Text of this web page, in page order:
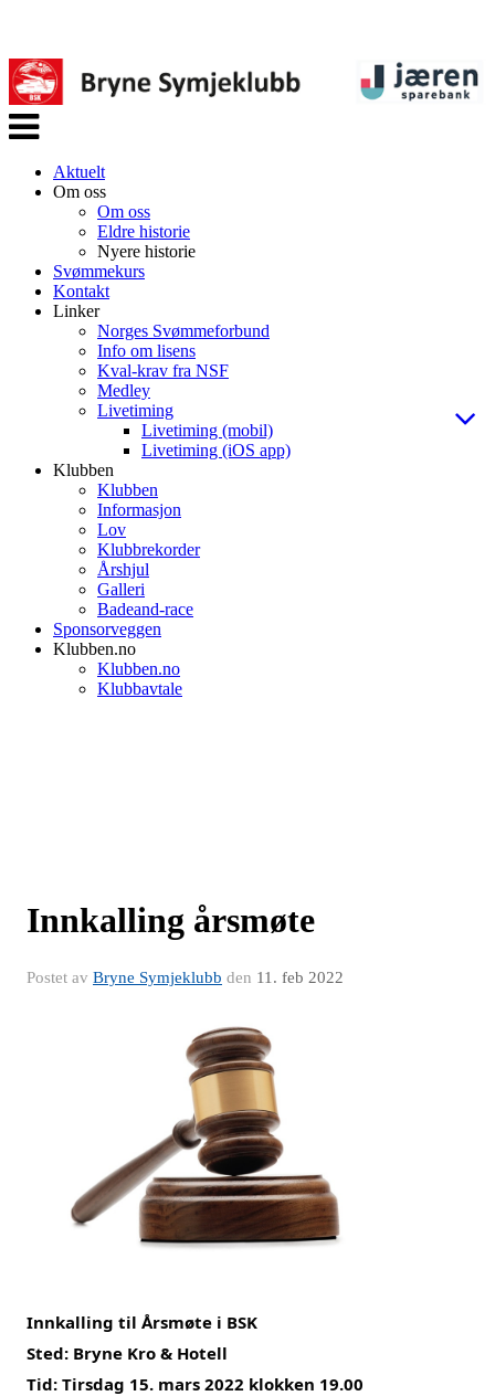
Veksle
navigasjon
Aktuelt
Om oss
Om oss
Eldre historie
Nyere historie
Svømmekurs
Kontakt
Linker
Norges Svømmeforbund
Info om lisens
Kval-krav fra NSF
Medley
Livetiming
Livetiming (mobil)
Livetiming (iOS app)
Klubben
Klubben
Informasjon
Lov
Klubbrekorder
Årshjul
Galleri
Badeand-race
Sponsorveggen
Klubben.no
Klubben.no
Klubbavtale
Innkalling årsmøte
Postet av Bryne Symjeklubb den 11. feb 2022
Innkalling til Årsmøte i BSK
Sted: Bryne Kro & Hotell
Tid: Tirsdag 15. mars 2022 klokken 19.00